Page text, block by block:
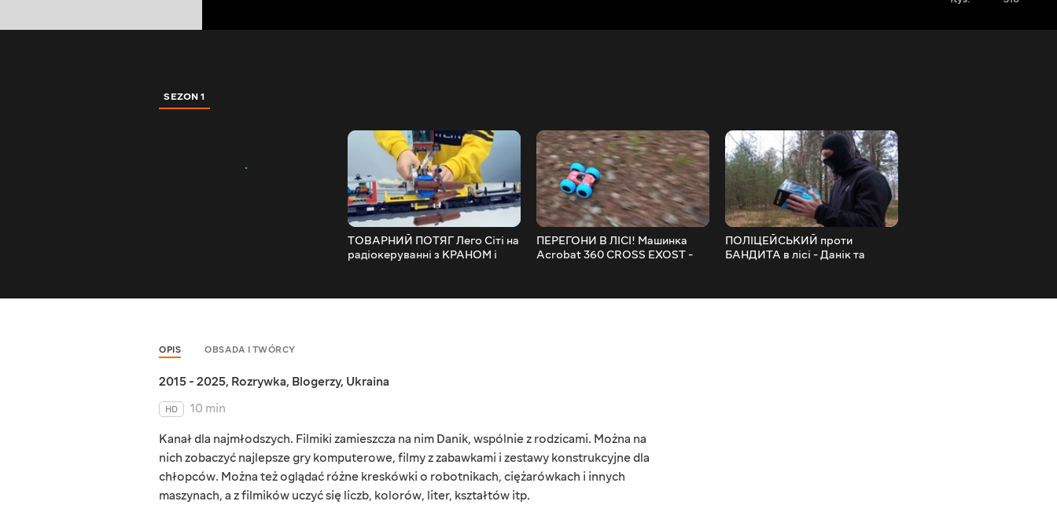
SEZON 1
ТОВАРНИЙ ПОТЯГ Лего Сіті на
радіокеруванні з КРАНОМ і
ПЕРЕГОНИ В ЛІСІ! Машинка
Acrobat 360 CROSS EXOST -
ПОЛІЦЕЙСЬКИЙ проти
БАНДИТА в лісі - Данік та
OPIS OBSADA I TWÓRCY
2015 - 2025, Rozrywka, Blogerzy, Ukraina
HD
10 min
Kanał dla najmłodszych. Filmiki zamieszcza na nim Danik, wspólnie z rodzicami. Można na
nich zobaczyć najlepsze gry komputerowe, filmy z zabawkami i zestawy konstrukcyjne dla
chłopców. Można też oglądać różne kreskówki o robotnikach, ciężarówkach i innych
maszynach, a z filmików uczyć się liczb, kolorów, liter, kształtów itp.